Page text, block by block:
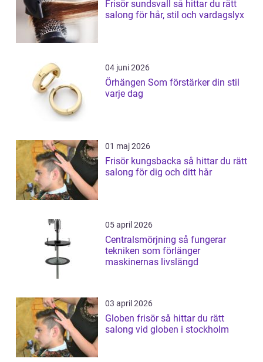
Frisör sundsvall så hittar du rätt
salong för hår, stil och vardagslyx
04 juni 2026
Örhängen Som förstärker din stil
varje dag
01 maj 2026
Frisör kungsbacka så hittar du rätt
salong för dig och ditt hår
05 april 2026
Centralsmörjning så fungerar
tekniken som förlänger
maskinernas livslängd
03 april 2026
Globen frisör så hittar du rätt
salong vid globen i stockholm